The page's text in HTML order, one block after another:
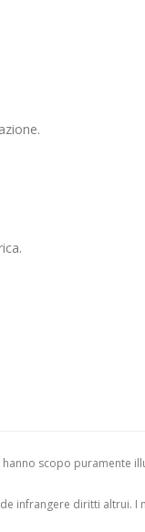
scopo puramente
infrangere diritti altrui. I